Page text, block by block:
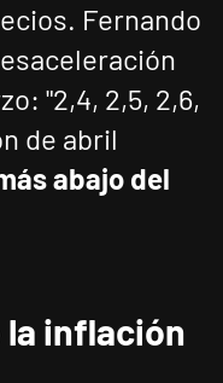
Fernando
"2,4, 2,5, 2,6,
de abril
abajo del
inflación